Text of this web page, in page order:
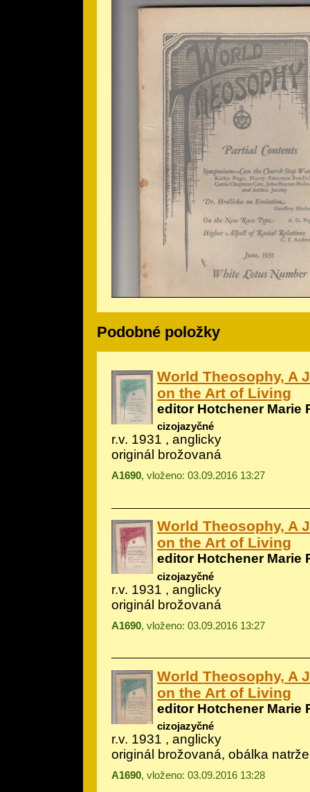
Podobné položky
World Theosophy, A
on the Art of Living
editor Hotchener Marie
cizojazyčné
r.v. 1931 , anglicky
originál brožovaná
A1690, vloženo: 03.09.2016 13:27
World Theosophy, A
on the Art of Living
editor Hotchener Marie
cizojazyčné
r.v. 1931 , anglicky
originál brožovaná
A1690, vloženo: 03.09.2016 13:27
World Theosophy, A
on the Art of Living
editor Hotchener Marie
cizojazyčné
r.v. 1931 , anglicky
originál brožovaná, obálka
A1690, vloženo: 03.09.2016 13:28